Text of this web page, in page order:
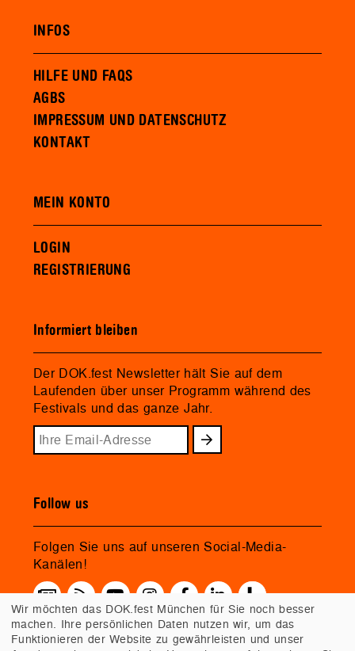
INFOS
HILFE UND FAQS
AGBS
IMPRESSUM UND DATENSCHUTZ
KONTAKT
MEIN KONTO
LOGIN
REGISTRIERUNG
Informiert bleiben
Der DOK.fest Newsletter hält Sie auf dem
Laufenden über unser Programm während des
Festivals und das ganze Jahr.
Follow us
Folgen Sie uns auf unseren Social-Media-
Kanälen!
Wir möchten das DOK.fest München für Sie noch besser
machen. Ihre persönlichen Daten nutzen wir, um das
Funktionieren der Website zu gewährleisten und unser